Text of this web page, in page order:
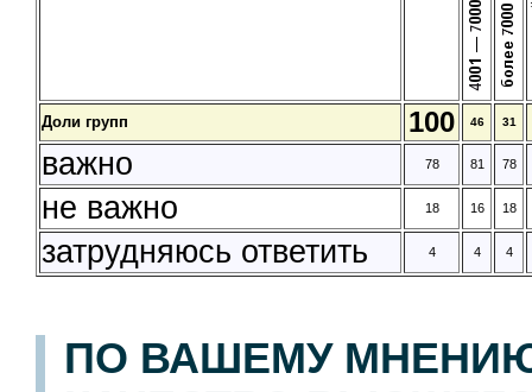
Доли групп 100 46 31
важно 78 81 78
не важно 18 16 18
затрудняюсь ответить 4 4 4
ПО ВАШЕМУ